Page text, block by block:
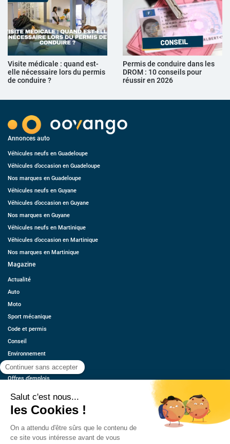
Visite médicale : quand est-
elle nécessaire lors du permis
de conduire ?
Permis de conduire dans les
DROM : 10 conseils pour
réussir en 2026
Annonces auto
Véhicules neufs en Guadeloupe
Véhicules d’occasion en Guadeloupe
Nos marques en Guadeloupe
Véhicules neufs en Guyane
Véhicules d’occasion en Guyane
Nos marques en Guyane
Véhicules neufs en Martinique
Véhicules d’occasion en Martinique
Nos marques en Martinique
Magazine
Actualité
Auto
Moto
Sport mécanique
Code et permis
Conseil
Environnement
Économie
Offres d’emplois
Contact
Estimez votre voiture